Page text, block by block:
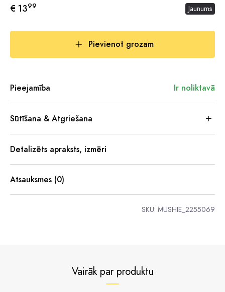
€ 1399 Jaunums
Pievienot grozam
Pieejamība Ir noliktavā
Sūtīšana & Atgriešana
Detalizēts apraksts, izmēri
Atsauksmes (0)
SKU: MUSHIE_2255069
Vairāk par produktu